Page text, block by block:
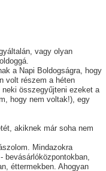
vagy olyan
a Napi Boldogságra, hogy
volt részem a héten
összegyűjteni ezeket a
hogy nem voltak!), egy
akiknek már soha nem
Mindazokra
bevásárlóközpontokban,
éttermekben. Ahogyan